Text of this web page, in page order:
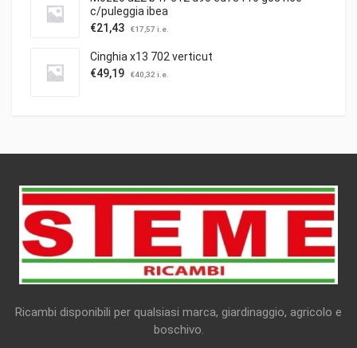
c/puleggia ibea
€21,43 €17,57 i.e.
Cinghia x13 702 verticut
€49,19 €40,32i.e.
Ricambi disponibili per qualsiasi marca, giardinaggio, agricolo e
boschivo.